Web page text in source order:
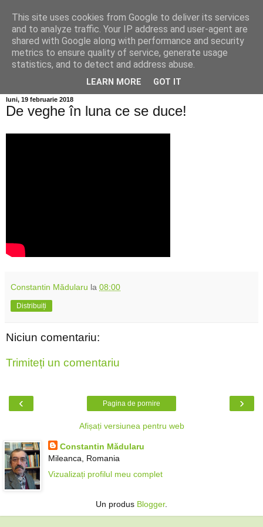
Info MILEANCA
BINE AȚI VENIT! *Jurnal online de informație și opinie;
Miercuri 05 August, 2026
luni, 19 februarie 2018
De veghe în luna ce se duce!
Constantin Mădularu la 08:00
Distribuiți
Niciun comentariu:
Trimiteți un comentariu
‹ ›
Pagina de pornire
Afișați versiunea pentru web
Constantin Mădularu
Mileanca, Romania
Vizualizați profilul meu complet
Un produs Blogger.
This site uses cookies from Google to deliver its services
and to analyze traffic. Your IP address and user-agent are
shared with Google along with performance and security
metrics to ensure quality of service, generate usage
statistics, and to detect and address abuse.
LEARN MORE GOT IT